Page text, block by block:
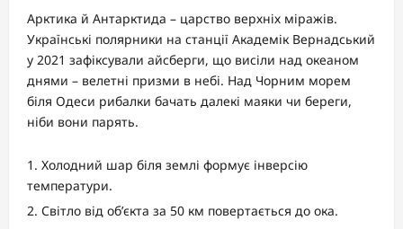
Арктика й Антарктида – царство верхніх міражів.
Українські полярники на станції Академік Вернадський
у 2021 зафіксували айсберги, що висіли над океаном
днями – велетні призми в небі. Над Чорним морем
біля Одеси рибалки бачать далекі маяки чи береги,
ніби вони парять.
Холодний шар біля землі формує інверсію
температури.
Світло від об’єкта за 50 км повертається до ока.